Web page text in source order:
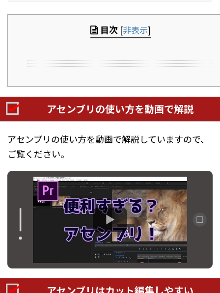
目次 [非表示]
アセンブリの使い方を動画で解説
アセンブリの使い方を動画で解説していますので、
ご覧ください。